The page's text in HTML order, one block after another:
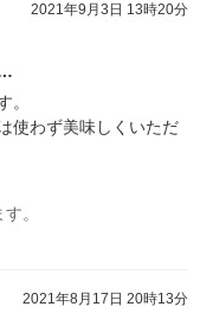
2021年9月3日 13時20分
。
使わず美味しくいただ
。
2021年8月17日 20時13分